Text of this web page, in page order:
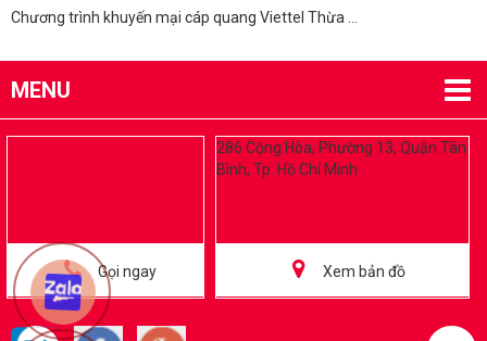
Chương trình khuyến mại cáp quang Viettel Thừa ...
MENU
Gọi ngay
286 Cộng Hòa, Phường 13, Quận Tân
Bình, Tp. Hồ Chí Minh
Xem bản đồ